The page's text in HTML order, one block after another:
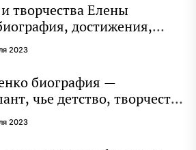
творчества Елены
достижения,
2023
биография —
чье детство, творчество
продолжают
2023